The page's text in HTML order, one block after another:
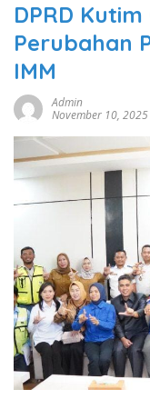
DPRD
Perubahan
IMM
Admin
November 10, 2025